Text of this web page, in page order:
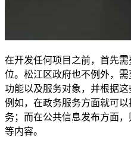
在开发任何项目之前，首先
位。松江区政府也不例外，
功能以及服务对象，并根据这
例如，在政务服务方面就可
务；而在公共信息发布方面
等内容。